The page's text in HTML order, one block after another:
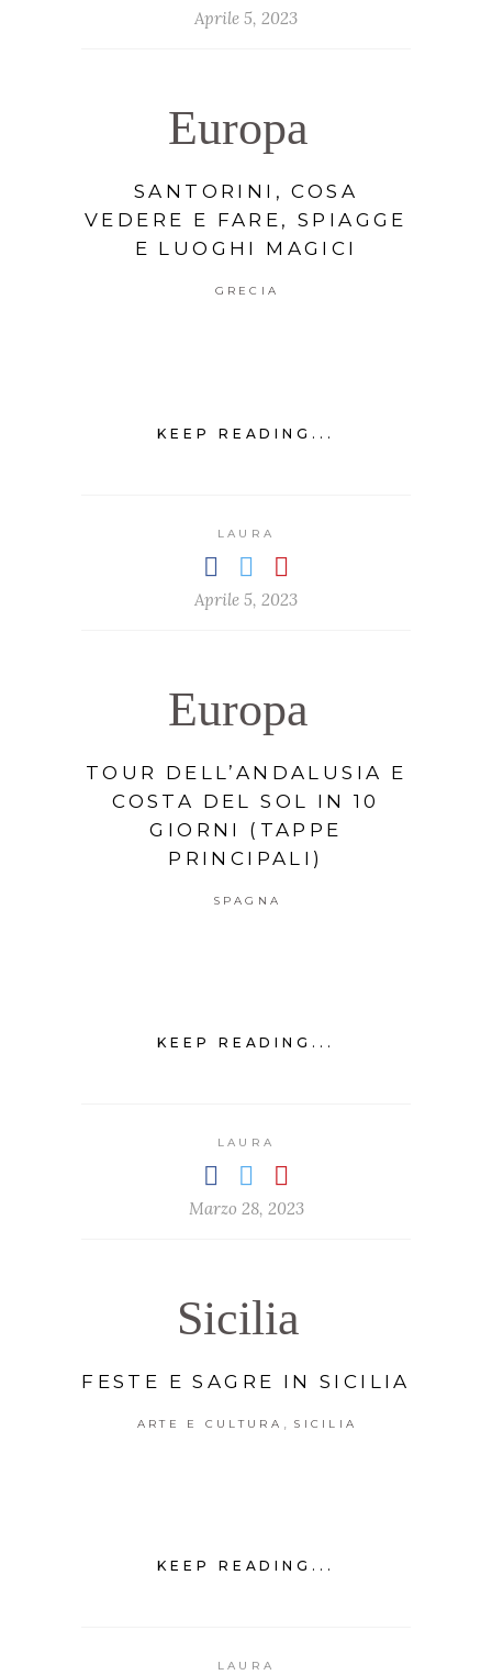
Aprile 5, 2023
Europa
SANTORINI, COSA
VEDERE E FARE, SPIAGGE
E LUOGHI MAGICI
GRECIA
KEEP READING...
LAURA
Aprile 5, 2023
Europa
TOUR DELL’ANDALUSIA E
COSTA DEL SOL IN 10
GIORNI (TAPPE
PRINCIPALI)
SPAGNA
KEEP READING...
LAURA
Marzo 28, 2023
Sicilia
FESTE E SAGRE IN SICILIA
ARTE E CULTURA SICILIA
KEEP READING...
LAURA